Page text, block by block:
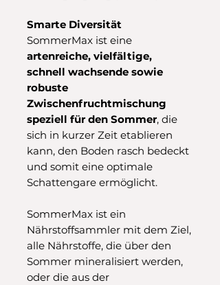
Smarte Diversität
SommerMax ist eine
artenreiche, vielfältige,
schnell wachsende sowie
robuste
Zwischenfruchtmischung
speziell für den Sommer, die
sich in kurzer Zeit etablieren
kann, den Boden rasch bedeckt
und somit eine optimale
Schattengare ermöglicht.
SommerMax ist ein
Nährstoffsammler mit dem Ziel,
alle Nährstoffe, die über den
Sommer mineralisiert werden,
oder die aus der